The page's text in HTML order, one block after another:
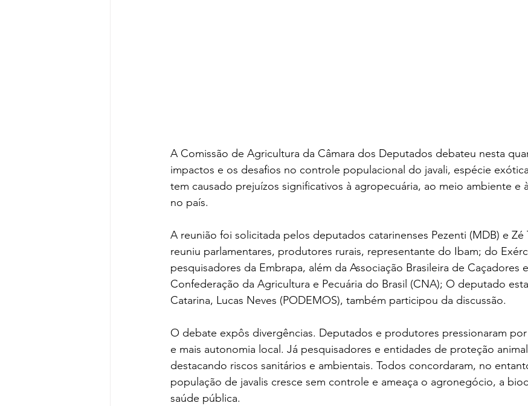
A Comissão de Agricultura da Câmara dos Deputados debateu nesta
impactos e os desafios no controle populacional do javali, espécie
tem causado prejuízos significativos à agropecuária, ao meio ambiente e
no país.
A reunião foi solicitada pelos deputados catarinenses Pezenti (MDB) e Zé
reuniu parlamentares, produtores rurais, representante do Ibam; do
pesquisadores da Embrapa, além da Associação Brasileira de Caçadores
Confederação da Agricultura e Pecuária do Brasil (CNA); O deputado
Catarina, Lucas Neves (PODEMOS), também participou da discussão.
O debate expôs divergências. Deputados e produtores pressionaram
e mais autonomia local. Já pesquisadores e entidades de proteção
destacando riscos sanitários e ambientais. Todos concordaram, no
população de javalis cresce sem controle e ameaça o agronegócio, a
saúde pública.